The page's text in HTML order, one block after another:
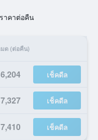
าคาต่อคืน
ด (ต่อคืน)
เช็คดีล
เช็คดีล
เช็คดีล